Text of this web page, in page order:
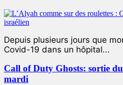
Depuis plusieurs jours que
Covid-19 dans un hôpital...
Call of Duty Ghosts: sortie
mardi